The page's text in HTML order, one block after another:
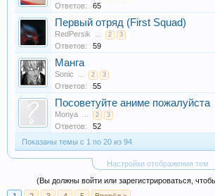
Ответов: 65
Первый отряд (First Squad)
RedPersik ... 2 3
Ответов: 59
Манга
Sonic ... 2 3
Ответов: 55
Посоветуйте аниме пожалуйста
Monya ... 2 3
Ответов: 52
Показаны темы с 1 по 20 из 94
Настройки отображения тем
(Вы должны войти или зарегистрироваться,